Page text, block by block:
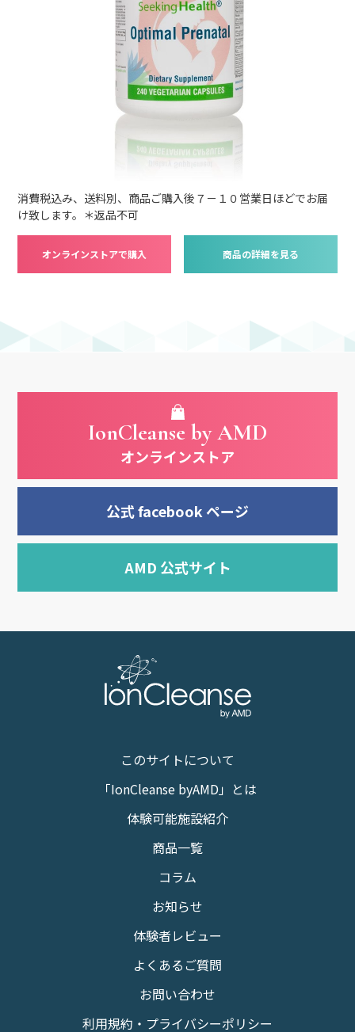
消費税込み、送料別、商品ご購入後７－１０営業日ほどでお届
け致します。＊返品不可
オンラインストアで購入 商品の詳細を見る
IonCleanse by AMD
オンラインストア
公式 facebook ページ
AMD 公式サイト
このサイトについて
「IonCleanse byAMD」とは
体験可能施設紹介
商品一覧
コラム
お知らせ
体験者レビュー
よくあるご質問
お問い合わせ
利用規約・プライバシーポリシー